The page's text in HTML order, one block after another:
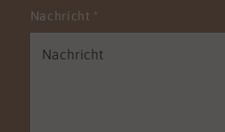
Nachricht *